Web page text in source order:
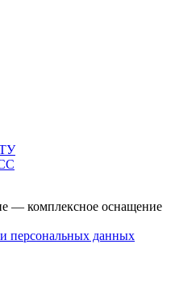
— комплексное оснащение
персональных данных